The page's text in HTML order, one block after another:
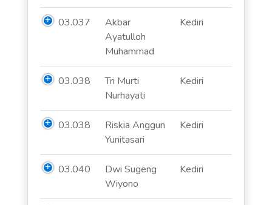
03.037
Akbar
Ayatulloh
Muhammad
Kediri
03.038
Tri Murti
Nurhayati
Kediri
03.038
Riskia Anggun
Yunitasari
Kediri
03.040
Dwi Sugeng
Wiyono
Kediri